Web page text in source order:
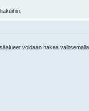
voidaan hakea